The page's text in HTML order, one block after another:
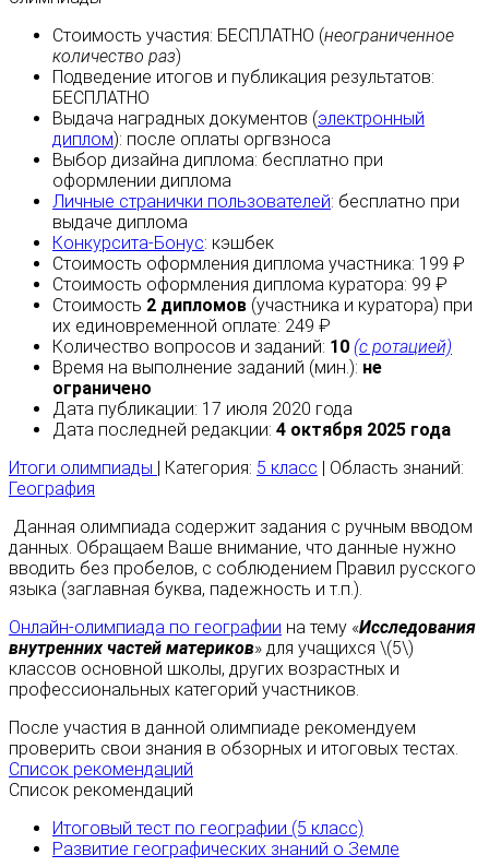
Стоимость участия: БЕСПЛАТНО (неограниченное
количество раз)
Подведение итогов и публикация результатов:
БЕСПЛАТНО
Выдача наградных документов (электронный
диплом): после оплаты оргвзноса
Выбор дизайна диплома: бесплатно при
оформлении диплома
Личные странички пользователей: бесплатно при
выдаче диплома
Конкурсита-Бонус: кэшбек
Стоимость оформления диплома участника: 199 ₽
Стоимость оформления диплома куратора: 99 ₽
Стоимость 2 дипломов (участника и куратора) при
их единовременной оплате: 249 ₽
Количество вопросов и заданий: 10 (с ротацией)
Время на выполнение заданий (мин.): не
ограничено
Дата публикации: 17 июля 2020 года
Дата последней редакции: 4 октября 2025 года
Итоги олимпиады
| Категория: 5 класс | Область знаний:
География
Данная олимпиада содержит задания с ручным вводом
данных. Обращаем Ваше внимание, что данные нужно
вводить без пробелов, с соблюдением Правил русского
языка (заглавная буква, падежность и т.п.).
Онлайн-олимпиада по географии на тему «Исследования
внутренних частей материков» для учащихся \(5\)
классов основной школы, других возрастных и
профессиональных категорий участников.
После участия в данной олимпиаде рекомендуем
проверить свои знания в обзорных и итоговых тестах.
Список рекомендаций
Список рекомендаций
Итоговый тест по географии (5 класс)
Развитие географических знаний о Земле